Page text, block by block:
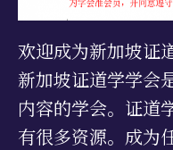
欢迎成为新加坡证
新加坡证道学学会
内容的学会。证道
有很多资源。成为